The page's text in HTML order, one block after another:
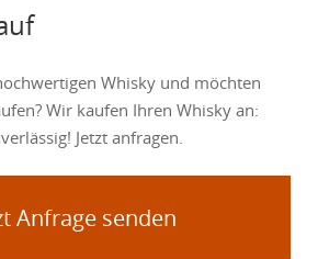
Whisky und möchten
Wir kaufen Ihren Whisky an:
Jetzt anfragen.
Anfrage senden